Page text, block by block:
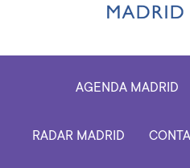
AGENDA MADRID
RADAR MADRID